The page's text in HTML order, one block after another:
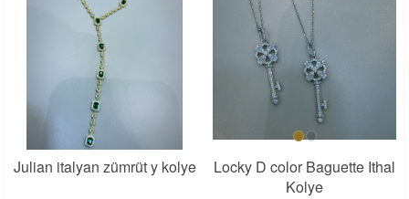
Julian italyan zümrüt y kolye
Locky D color Baguette Ithal
Kolye